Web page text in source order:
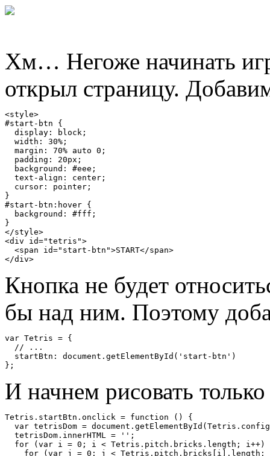
Хм… Негоже начинать
открыл страницу.
<style>
#start-btn {
  display
: block ;
  width
: 30%;
  margin
: 70% auto 0 ;
  padding
: 20px ;
  background
:
#eee;
  text
- align : center ;
  cursor
: pointer ;
}
#start-btn:hover {
  background
:
#fff;
}
</style>
<div
id="tetris">
<span
id="start-btn">START</span>
</div>
Кнопка не будет
бы над ним. Поэтому
var Tetris = {
// ...
  startBtn
: document . getElementById ( 'start-btn' )
};
И начнем рисовать
Tetris . startBtn . onclick = function ()
{
var tetrisDom = document . getElementById ( Tetris . config
  tetrisDom
. innerHTML = '' ;
for
( var i = 0 ; i < Tetris . pitch . bricks . length ; i ++)
for
( var j = 0 ; j < Tetris . pitch . bricks i ]. length ;